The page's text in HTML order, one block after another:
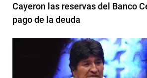
Cayeron las reservas del Banco
pago de la deuda